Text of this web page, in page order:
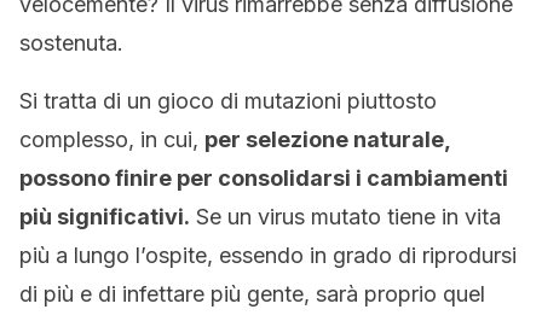
sostenuta.
Si tratta di un gioco di mutazioni piuttosto
complesso, in cui, per selezione naturale,
possono finire per consolidarsi i cambiamenti
più significativi. Se un virus mutato tiene in vita
più a lungo l’ospite, essendo in grado di riprodursi
di più e di infettare più gente, sarà proprio quel